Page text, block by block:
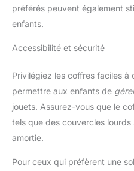
préférés peuvent également
enfants.
Accessibilité et sécurité
Privilégiez les coffres faciles à
permettre aux enfants de
jouets. Assurez-vous que le
tels que des couvercles
amortie.
Pour ceux qui préfèrent une